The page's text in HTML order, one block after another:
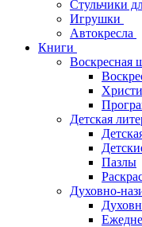
Стульчики
Игрушки
Автокресла
Книги
Воскресная
Детская
Пазлы
Духовно-